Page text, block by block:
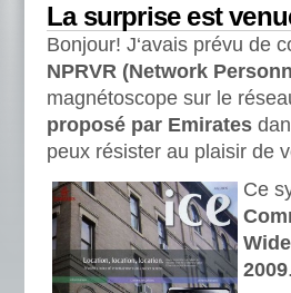
La surprise est
Bonjour! J‘avais prévu de
NPRVR (Network
magnétoscope sur le
proposé par Emirates
peux résister au plaisir de
Ce
2009.